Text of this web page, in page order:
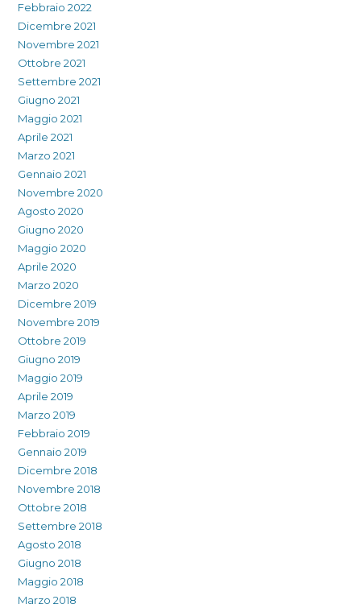
Febbraio 2022
Dicembre 2021
Novembre 2021
Ottobre 2021
Settembre 2021
Giugno 2021
Maggio 2021
Aprile 2021
Marzo 2021
Gennaio 2021
Novembre 2020
Agosto 2020
Giugno 2020
Maggio 2020
Aprile 2020
Marzo 2020
Dicembre 2019
Novembre 2019
Ottobre 2019
Giugno 2019
Maggio 2019
Aprile 2019
Marzo 2019
Febbraio 2019
Gennaio 2019
Dicembre 2018
Novembre 2018
Ottobre 2018
Settembre 2018
Agosto 2018
Giugno 2018
Maggio 2018
Marzo 2018